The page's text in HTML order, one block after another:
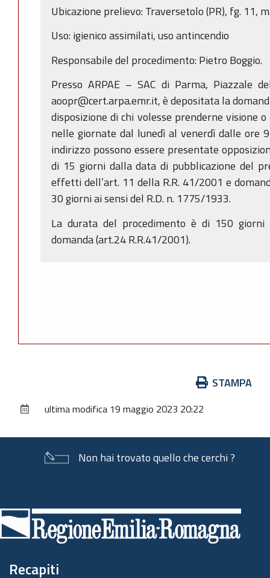
Ubicazione prelievo: Traversetolo (PR), fg. 11,
Uso: igienico assimilati, uso antincendio
Responsabile del procedimento: Pietro Boggio.
Presso ARPAE – SAC di Parma, Piazzale
aoopr@cert.arpa.emr.it, è depositata la
disposizione di chi volesse prenderne visione
nelle giornate dal lunedì al venerdì dalle ore
indirizzo possono essere presentate
di 15 giorni dalla data di pubblicazione del
effetti dell’art. 11 della R.R. 41/2001 e
30 giorni ai sensi del R.D. n. 1775/1933.
La durata del procedimento è di 150 giorni
domanda (art.24 R.R.41/2001).
documento
STAMPA
ultima modifica 19 maggio 2023 20:22
Non hai trovato quello che cerchi ?
di
pagina
Recapiti